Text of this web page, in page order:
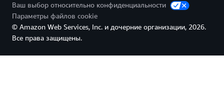
Ваш выбор относительно конфиденциальности
Параметры файлов cookie
© Amazon Web Services, Inc. и дочерние организации, 2026.
Все права защищены.